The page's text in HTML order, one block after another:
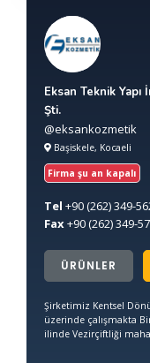
Eksan Teknik
Şti.
@eksankozmetik
Başiskele, Kocaeli
Firma şu an kapalı
Tel +90(262) 349-
Fax+90(262) 349-
ÜRÜNLER
Şirketimiz Kentsel
üzerinde çalışmakta
ilinde Vezirçiftliği